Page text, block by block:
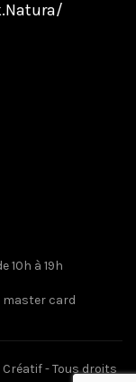
10h à 19h
Créatif- Tous droits